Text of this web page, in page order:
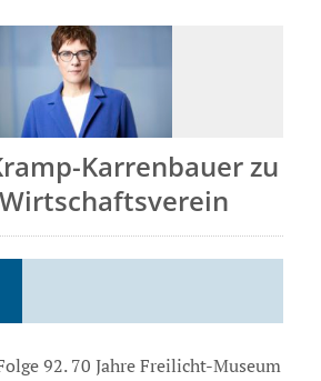
Karrenbauer zu
92. 70 Jahre Freilicht-Museum